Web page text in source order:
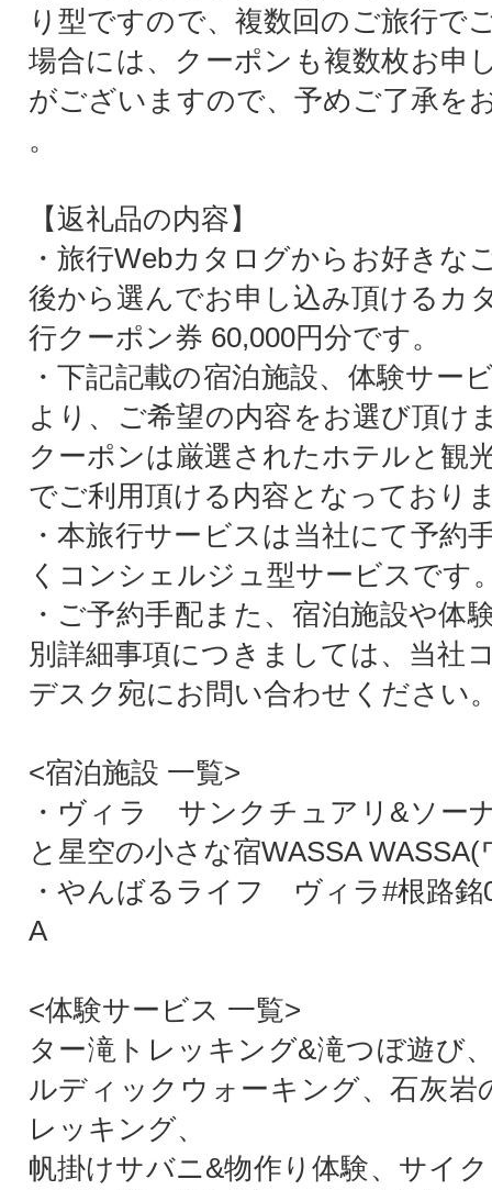
り型ですので、複数回のご旅行で
場合には、クーポンも複数枚お申
がございますので、予めご了承を
。
【返礼品の内容】
・旅行Webカタログからお好きな
後から選んでお申し込み頂けるカ
行クーポン券 60,000円分です。
・下記記載の宿泊施設、体験サー
より、ご希望の内容をお選び頂け
クーポンは厳選されたホテルと観
でご利用頂ける内容となっており
・本旅行サービスは当社にて予約
くコンシェルジュ型サービスです
・ご予約手配また、宿泊施設や体
別詳細事項につきましては、当社
デスク宛にお問い合わせください
<宿泊施設 一覧>
・ヴィラ サンクチュアリ&ソー
と星空の小さな宿WASSA
・やんばるライフ ヴィラ#根路
A
<体験サービス 一覧>
ター滝トレッキング&滝つぼ遊び
ルディックウォーキング、石灰岩
レッキング、
帆掛けサバニ&物作り体験、サイ